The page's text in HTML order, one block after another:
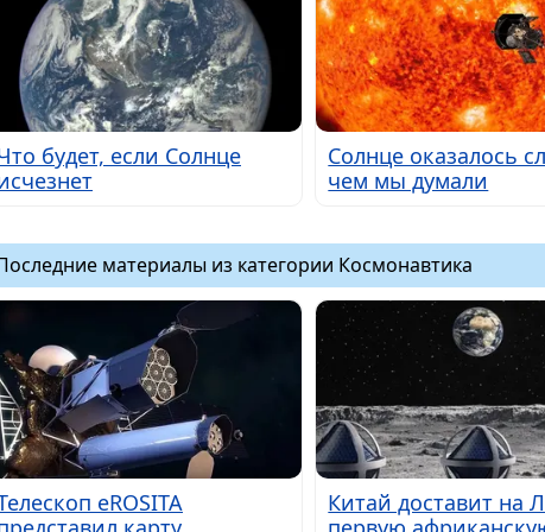
будет, если Солнце
Солнце оказалось
чем мы думали
материалы из категории Космонавтика
eROSITA
Китай доставит на